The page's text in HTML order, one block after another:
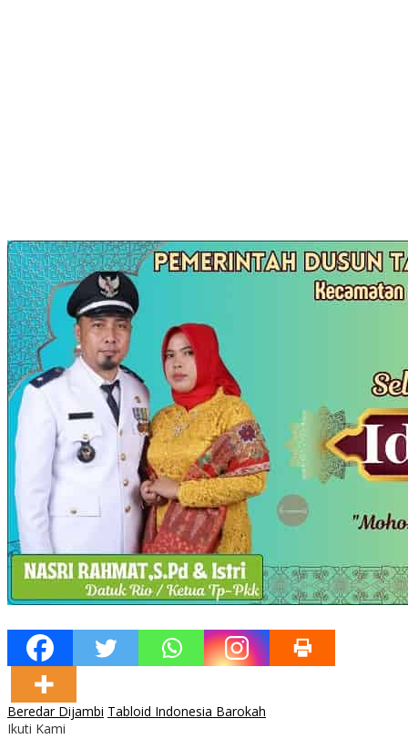
Beredar Dijambi Tabloid Indonesia Barokah
Ikuti Kami